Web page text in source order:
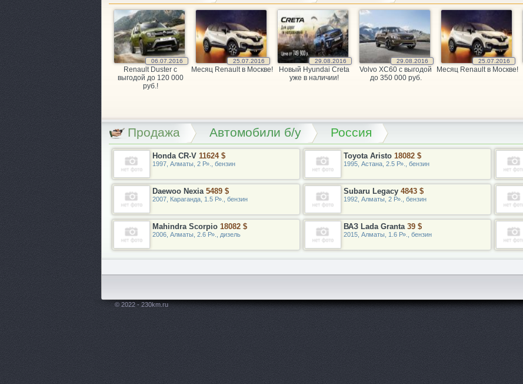
06.07.2016
Renault Duster с
выгодой до 120 000
руб.!
25.07.2016
Месяц Renault в Москве!
29.08.2016
Новый Hyundai Creta
уже в наличии!
29.08.2016
Volvo XC60 c выгодой
до 350 000 руб.
25.07.2016
Месяц Renault в Москве!
Продажа Автомобили б/у Россия
Honda CR-V 11624 $
1997, Алматы, 2 Р»., бензин
Toyota Aristo 18082 $
1995, Астана, 2.5 Р»., бензин
Daewoo Nexia 5489 $
2007, Караганда, 1.5 Р»., бензин
Subaru Legacy 4843 $
1992, Алматы, 2 Р»., бензин
Mahindra Scorpio 18082 $
2006, Алматы, 2.6 Р»., дизель
ВАЗ Lada Granta 39 $
2015, Алматы, 1.6 Р»., бензин
© 2022 - 230km.ru